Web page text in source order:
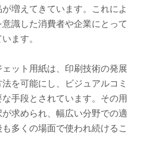
増えてきています。これによ
識した消費者や企業にとって
ます。
ット用紙は、印刷技術の発展
を可能にし、ビジュアルコミ
手段とされています。その用
求められ、幅広い分野での適
多くの場面で使われ続けるこ